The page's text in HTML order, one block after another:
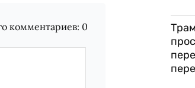
комментариев: 0